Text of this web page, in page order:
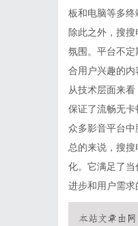
板和电脑等多
除此之外，搜
氛围。平台不
合用户兴趣的内
从技术层面来
保证了流畅无
众多影音平台中
总的来说，搜
化。它满足了
进步和用户需